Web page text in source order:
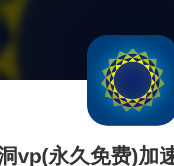
vp(永久免费)加